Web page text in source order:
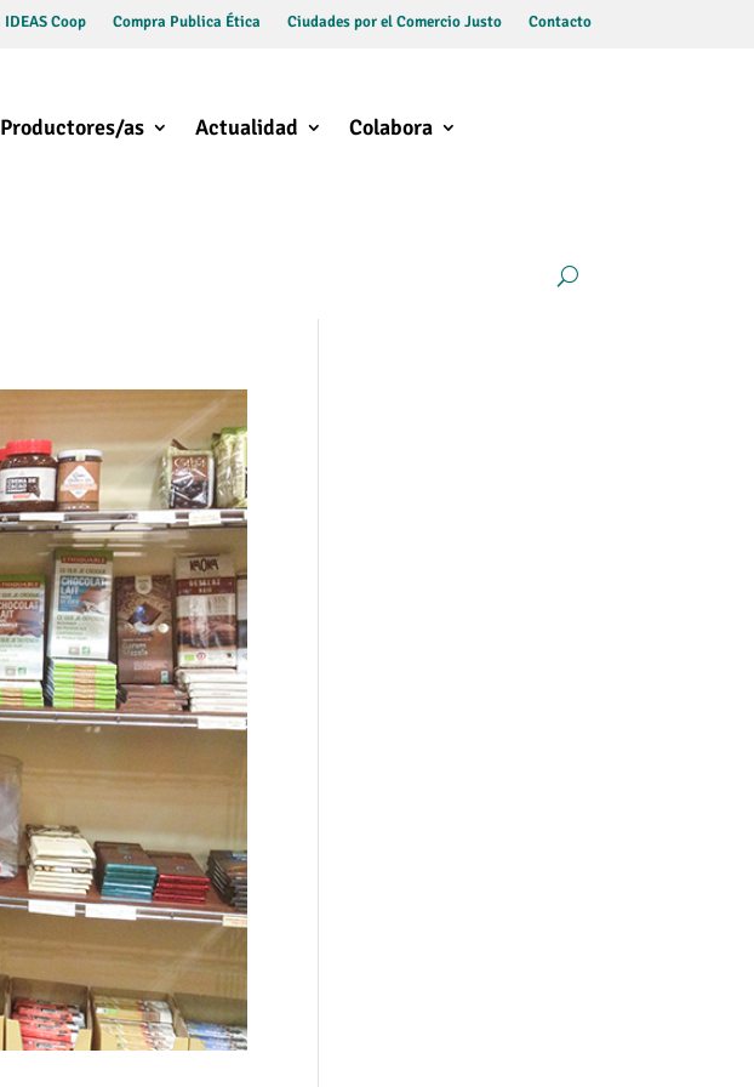
IDEAS Coop Compra Publica Ética Ciudades por el Comercio Justo Contacto
Productores/as Actualidad Colabora